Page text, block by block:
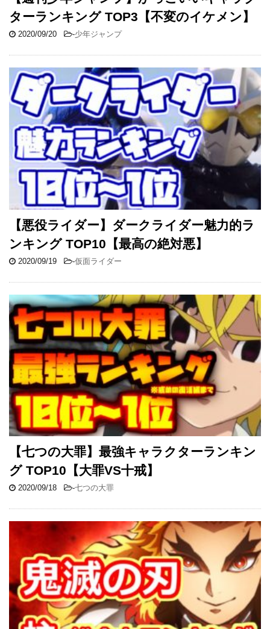
ターランキング TOP3【不変のイケメン】
2020/09/20 -少年ジャンプ
【悪役ライダー】ダークライダー魅力的ラ
ンキング TOP10【最高の絶対悪】
2020/09/19 -仮面ライダー
【七つの大罪】最強キャラクターランキン
グ TOP10【大罪VS十戒】
2020/09/18 -七つの大罪